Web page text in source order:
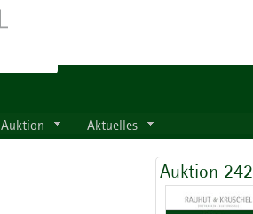
Auktion Aktuelles
Auktion 242